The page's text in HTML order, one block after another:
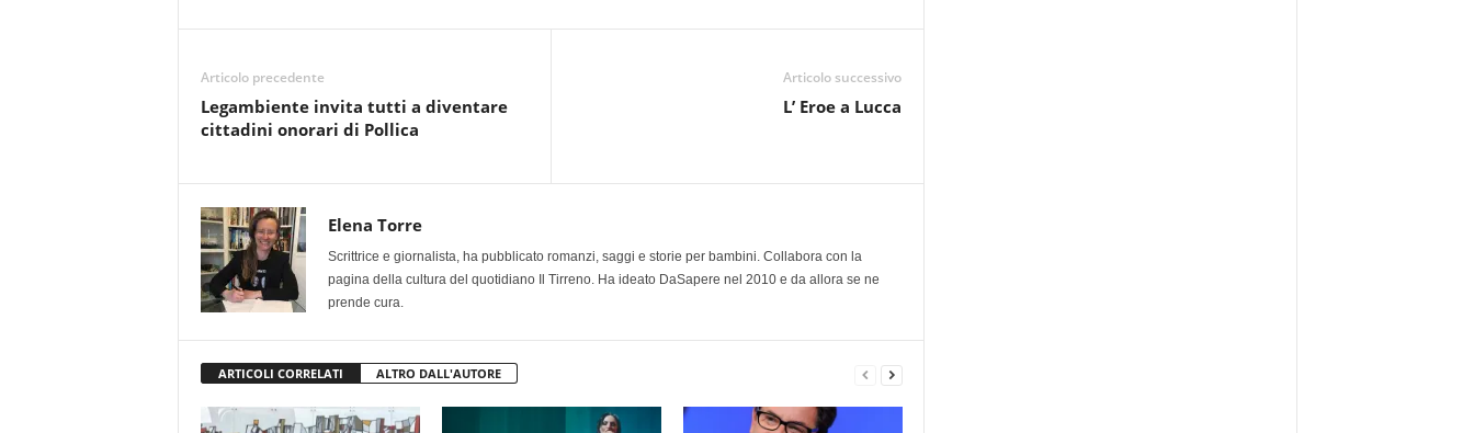
Articolo precedente
Legambiente invita tutti a diventare
cittadini onorari di Pollica
Articolo successivo
L’ Eroe a Lucca
Elena Torre
Scrittrice e giornalista, ha pubblicato romanzi, saggi e storie per bambini. Collabora con la
pagina della cultura del quotidiano Il Tirreno. Ha ideato DaSapere nel 2010 e da allora se ne
prende cura.
ARTICOLI CORRELATI ALTRO DALL'AUTORE